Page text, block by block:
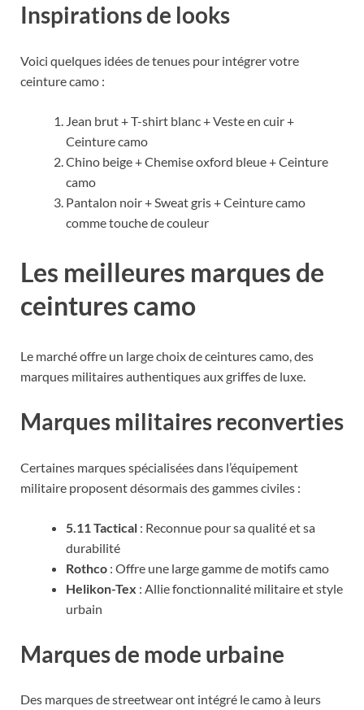
Inspirations de looks
Voici quelques idées de tenues pour intégrer votre
ceinture camo :
Jean brut + T-shirt blanc + Veste en cuir +
Ceinture camo
Chino beige + Chemise oxford bleue + Ceinture
camo
Pantalon noir + Sweat gris + Ceinture camo
comme touche de couleur
Les meilleures marques de
ceintures camo
Le marché offre un large choix de ceintures camo, des
marques militaires authentiques aux griffes de luxe.
Marques militaires reconverties
Certaines marques spécialisées dans l’équipement
militaire proposent désormais des gammes civiles :
5.11 Tactical : Reconnue pour sa qualité et sa
durabilité
Rothco : Offre une large gamme de motifs camo
Helikon-Tex : Allie fonctionnalité militaire et style
urbain
Marques de mode urbaine
Des marques de streetwear ont intégré le camo à leurs